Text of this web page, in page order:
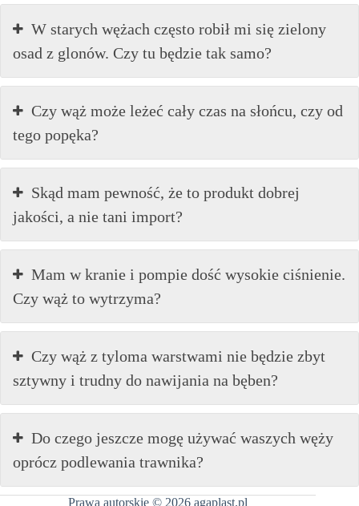
W starych wężach często robił mi się zielony
osad z glonów. Czy tu będzie tak samo?
Czy wąż może leżeć cały czas na słońcu, czy od
tego popęka?
Skąd mam pewność, że to produkt dobrej
jakości, a nie tani import?
Mam w kranie i pompie dość wysokie ciśnienie.
Czy wąż to wytrzyma?
Czy wąż z tyloma warstwami nie będzie zbyt
sztywny i trudny do nawijania na bęben?
Do czego jeszcze mogę używać waszych węży
oprócz podlewania trawnika?
Prawa autorskie © 2026 agaplast.pl